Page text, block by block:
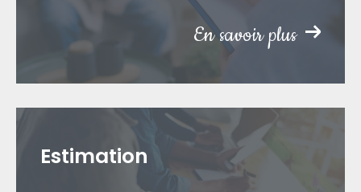
En savoir plus
Estimation